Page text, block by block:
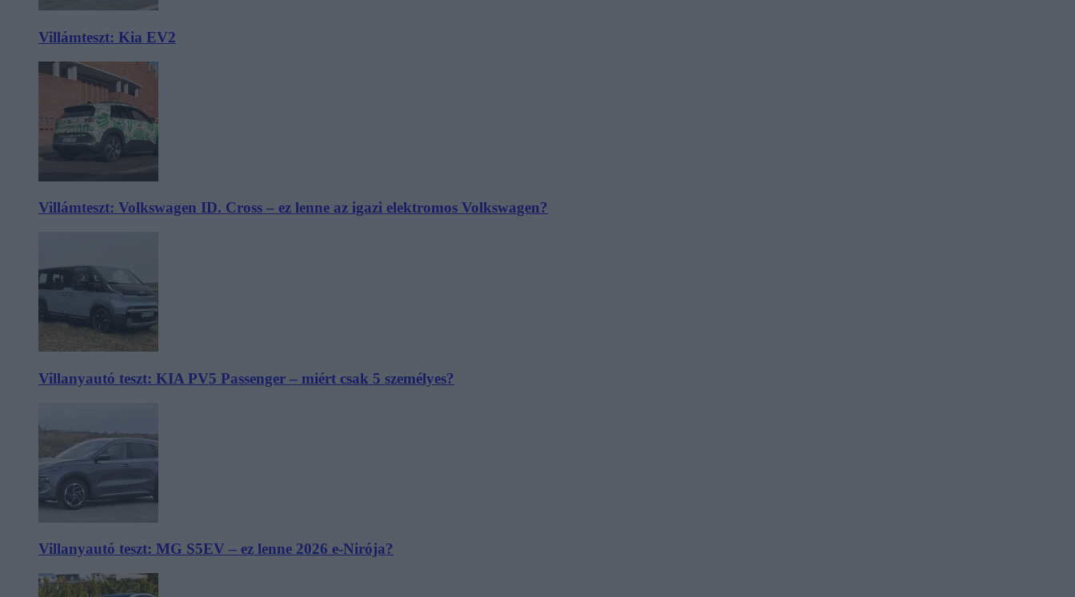
Villámteszt: Kia EV2
Villámteszt: Volkswagen ID. Cross – ez lenne az igazi elektromos Volkswagen?
Villanyautó teszt: KIA PV5 Passenger – miért csak 5 személyes?
Villanyautó teszt: MG S5EV – ez lenne 2026 e-Nirója?